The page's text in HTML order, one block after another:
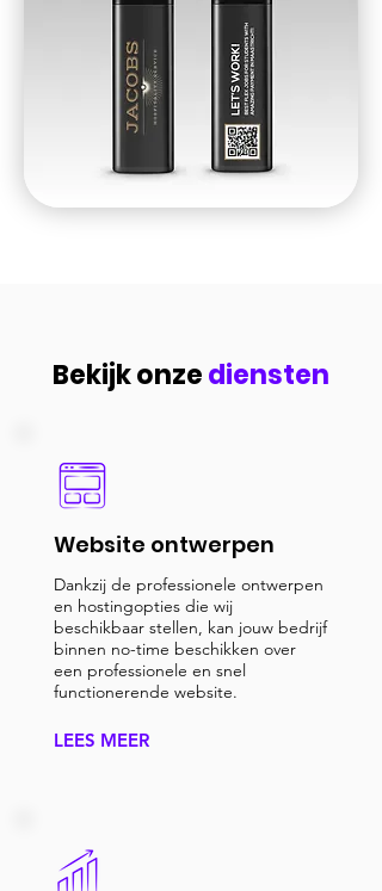
Bekijk onzediensten
Website ontwerpen
Dankzij de professionele ontwerpen
en hostingopties die wij
beschikbaar stellen, kan jouw bedrijf
binnen no-time beschikken over
een professionele en snel
functionerende website.
LEES MEER